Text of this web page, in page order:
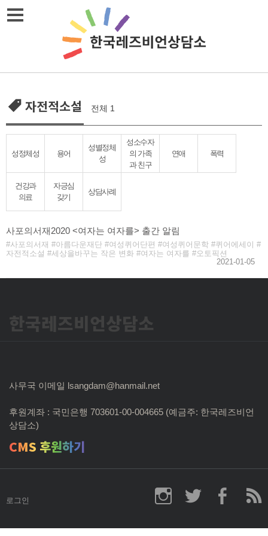
Skip
자전적소설 전체 1
성정체성 용어
성별정체
성
성소수자
의 가족
과 친구
연애 폭력
건강과
의료
자긍심
갖기
상담사례
사포의서재2020 <여자는 여자를> 출간 알림
사포의서재 아름다운재단 여성퀴어단편 여성퀴어문학
퀴어에세이
자전적소설
세상을바꾸는 작은 변화 여자는 여자를
오토픽션
2021-01-05
한국레즈비언상담소
사무국 이메일 lsangdam@hanmail.net
후원계좌 : 국민은행 703601-00-004665 (예금주: 한국레즈비언
상담소)
CMS 후원하기
로그인